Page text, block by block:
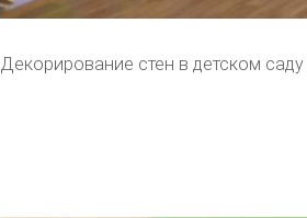
Декорирование стен в детском саду